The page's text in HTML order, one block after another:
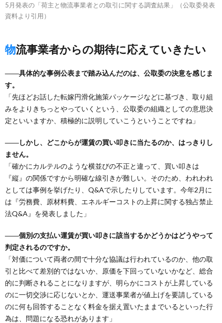
5月発表の「荷主と物流事業者との取引に関する調査結果」（公取委発表
資料より引用）
物流事業者からの期待に応えていきたい
――具体的な事例公表まで踏み込んだのは、公取委の決意を感じま
す。
「先ほどお話した転嫁円滑化施策パッケージなどに基づき、取り組
みをよりきちっとやっていくという、公取委の組織としての意思決
定といいますか、積極的に説明していこうということですね」
――しかし、どこからが運賃の買い叩きに当たるのか、はっきりし
ません。
「確かにカルテルのような横並びの不正と違って、買い叩きは
『縦』の関係ですから明確な線引きが難しい。そのため、われわれ
としては事例を挙げたり、Q&Aで示したりしています。今年2月に
は『労務費、原材料費、エネルギーコストの上昇に関する独占禁止
法Q&A』を発表しました」
――個別の支払い運賃が買い叩きに該当するかどうかはどうやって
判定されるのですか。
「対価について両者の間で十分な協議は行われているのか、他の取
引と比べて差別的ではないか、原価を下回っていないかなど、総合
的に判断されることになりますが、明らかにコストが上昇している
のに一切交渉に応じないとか、運送事業者が値上げを要請している
のに何も回答することなく料金を据え置いたままでいるといった行
為は、問題になる恐れがあります」